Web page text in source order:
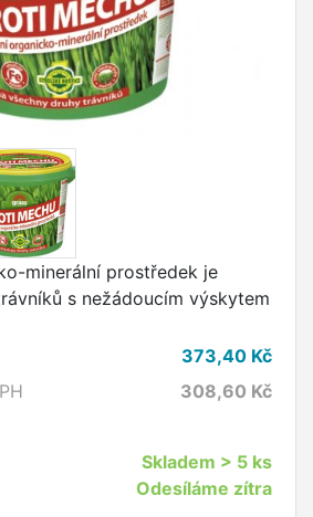
minerální prostředek je
s nežádoucím výskytem
373,40 Kč
308,60 Kč
Skladem > 5 ks
Odesíláme zítra